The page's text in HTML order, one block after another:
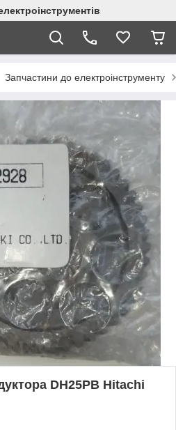
Запчастини до електроінструменту
DH25PB Hitachi